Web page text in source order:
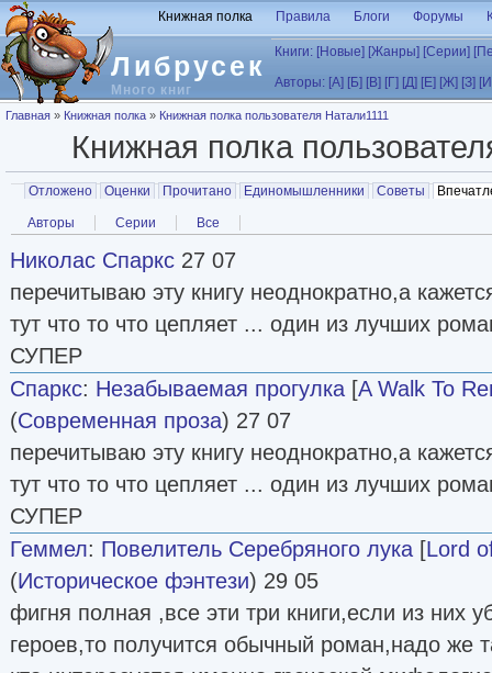
Перейти к основному содержанию
Либрусек
Много книг
Книжная полка Правила Блоги Форумы
Книги: [Новые] [Жанры] [Серии]
Авторы: [А] [Б] [В] [Г] [Д] [Е] [Ж] [З]
Вы здесь
Главная » Книжная полка » Книжная полка пользователя Натали1111
Книжная полка
Главные вкладки
Отложено Оценки Прочитано Единомышленники Советы
Вторичные вкладки
Авторы Серии Все
Николас Спаркс 27 07
перечитываю эту книгу неоднократно,а
тут что то что цепляет ... один из лучших
СУПЕР
Спаркс: Незабываемая прогулка [A Walk To
(Современная проза) 27 07
перечитываю эту книгу неоднократно,а
тут что то что цепляет ... один из лучших
СУПЕР
Геммел: Повелитель Серебряного лука [Lord
(Историческое фэнтези) 29 05
фигня полная ,все эти три книги,если из них
героев,то получится обычный роман,надо же